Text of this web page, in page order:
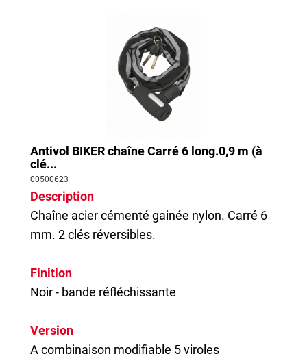
Antivol BIKER chaîne Carré 6 long.0,9 m (à
clé...
00500623
Description
Chaîne acier cémenté gainée nylon. Carré 6
mm. 2 clés réversibles.
Finition
Noir - bande réfléchissante
Version
A combinaison modifiable 5 viroles